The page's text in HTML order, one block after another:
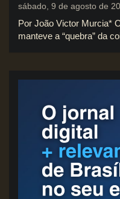
sábado, 9 de agosto de
Por João Victor Murcia*
manteve a “quebra” da